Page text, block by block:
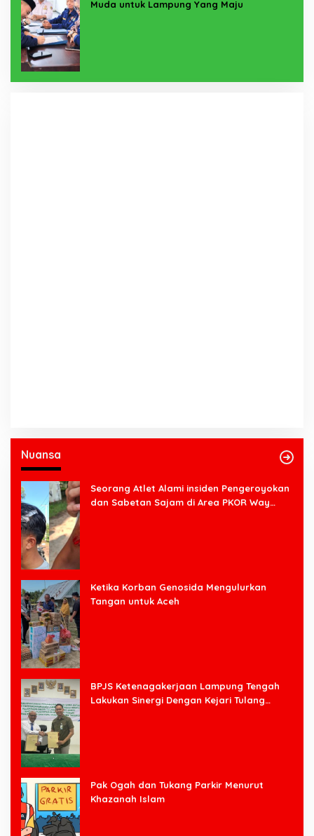
Muda untuk Lampung Yang Maju
Nuansa
Seorang Atlet Alami insiden Pengeroyokan
dan Sabetan Sajam di Area PKOR Way
Ketika Korban Genosida Mengulurkan
Tangan untuk Aceh
BPJS Ketenagakerjaan Lampung Tengah
Lakukan Sinergi Dengan Kejari Tulang
Pak Ogah dan Tukang Parkir Menurut
Khazanah Islam